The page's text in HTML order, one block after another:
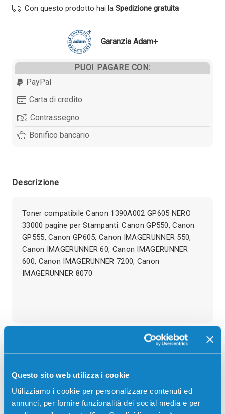
Questo sito web utilizza i cookie
Utilizziamo i cookie per personalizzare contenuti ed
annunci, per fornire funzionalità dei social media e per
NERO
Con questo prodotto hai la Spedizione gratuita
Garanzia Adam+
PUOI PAGARE CON:
PayPal
Carta di credito
Contrassegno
Bonifico bancario
Descrizione
Toner compatibile Canon 1390A002 GP605 NERO
33000 pagine per Stampanti: Canon GP550, Canon
GP555, Canon GP605, Canon IMAGERUNNER 550,
Canon IMAGERUNNER 60, Canon IMAGERUNNER
600, Canon IMAGERUNNER 7200, Canon
IMAGERUNNER 8070